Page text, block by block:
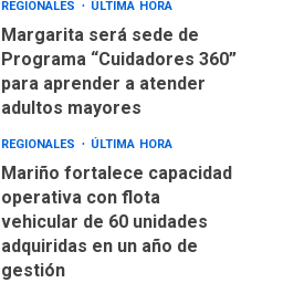
REGIONALES ÚLTIMA HORA
Margarita será sede de
Programa “Cuidadores 360”
para aprender a atender
adultos mayores
REGIONALES ÚLTIMA HORA
Mariño fortalece capacidad
operativa con flota
vehicular de 60 unidades
adquiridas en un año de
gestión